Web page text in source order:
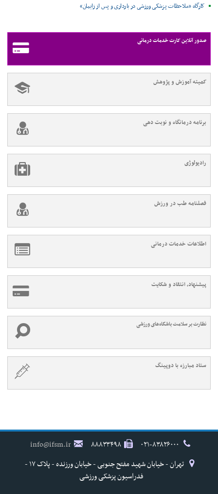
کارگاه «ملاحظات پزشکی ورزشی در بارداری و پس از زایمان»
صدور آنلاین کارت خدمات درمانی
کمیته آموزش و پژوهش
برنامه درمانگاه و نوبت دهی
رادیولوژی
فصلنامه طب در ورزش
اطلاعات خدمات درمانی
پیشنهاد، انتقاد و شکایت
نظارت بر سلامت باشگاه‌های ورزشی
ستاد مبارزه با دوپینگ
۸۸۸۳۳۴۹۸
info@ifsm.ir
تهران - خیابان شهید مفتح جنوبی - خیابان ورزنده - پلاک ۱۷ -
فدراسیون پزشکی ورزشی